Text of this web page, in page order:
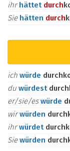
ihrhättet durch
Sie hätten durch
ich würde
du würdest
er/sie/eswürde
wirwürden
ihrwürdet
Siewürden